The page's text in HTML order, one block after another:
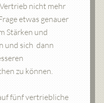
nicht mehr
etwas genauer
Stärken und
und sich dann
zu können.
fünf vertriebliche